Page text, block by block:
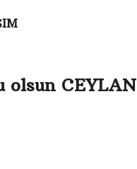
olsun CEYLAN